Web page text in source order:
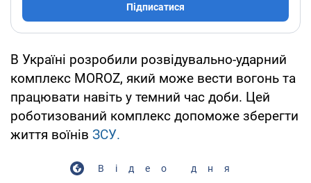
Підписатися
В Україні розробили розвідувально-ударний
комплекс MOROZ, який може вести вогонь та
працювати навіть у темний час доби. Цей
роботизований комплекс допоможе зберегти
життя воїнів ЗСУ.
Відео дня